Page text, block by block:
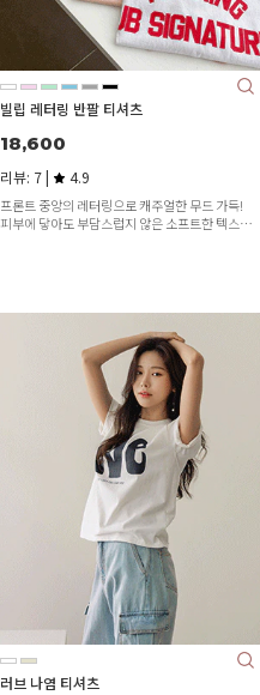
빌립 레터링 반팔 티셔츠
18,600
리뷰: 7 | 4.9
프론트 중앙의 레터링으로 캐주얼한 무드 가득!
피부에 닿아도 부담스럽지 않은 소프트한 텍스처
러브 나염 티셔츠